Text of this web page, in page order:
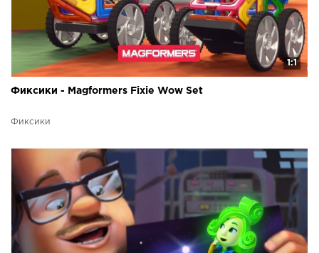
1:1
Фиксики - Magformers Fixie Wow Set
Фиксики